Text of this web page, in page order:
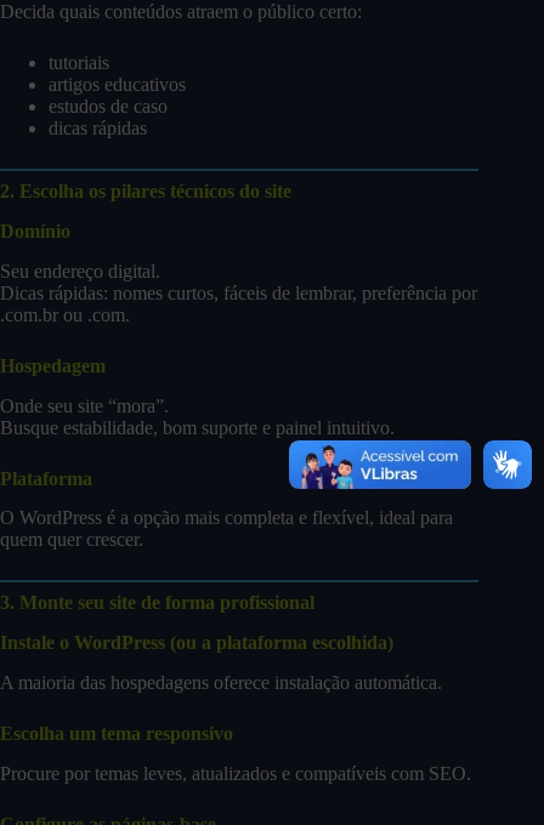
Decida quais conteúdos atraem o público certo:
tutoriais
artigos educativos
estudos de caso
dicas rápidas
2. Escolha os pilares técnicos do site
Domínio
Seu endereço digital.
Dicas rápidas: nomes curtos, fáceis de lembrar, preferência por
.com.br ou .com.
Hospedagem
Onde seu site “mora”.
Busque estabilidade, bom suporte e painel intuitivo.
Plataforma
O WordPress é a opção mais completa e flexível, ideal para
quem quer crescer.
3. Monte seu site de forma profissional
Instale o WordPress (ou a plataforma escolhida)
A maioria das hospedagens oferece instalação automática.
Escolha um tema responsivo
Procure por temas leves, atualizados e compatíveis com SEO.